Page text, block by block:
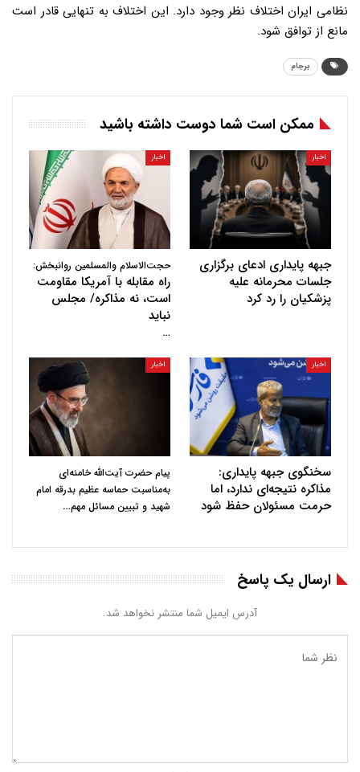
نظامی ایران اختلاف نظر وجود دارد. این اختلاف به تنهایی قادر است
مانع از توافق شود.
برجام
ممکن است شما دوست داشته باشید
اخبار
جبهه پایداری ادعای برگزاری
جلسات محرمانه علیه
پزشکیان را رد کرد
اخبار
حجت‌الاسلام والمسلمین روانبخش:
راه مقابله با آمریکا مقاومت
است، نه مذاکره/ مجلس
نباید
…
اخبار
سخنگوی جبهه پایداری:
مذاکره نتیجه‌ای ندارد، اما
حرمت مسئولان حفظ شود
اخبار
پیام حضرت آیت‌الله خامنه‌ای
به‌مناسبت حماسه عظیم بدرقه امام
شهید و تبیین مسائل مهم…
ارسال یک پاسخ
آدرس ایمیل شما منتشر نخواهد شد.